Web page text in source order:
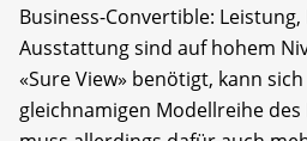
Business-Convertible:
Ausstattung sind auf hohem
«Sure View» benötigt, kann
gleichnamigen Modellreihe